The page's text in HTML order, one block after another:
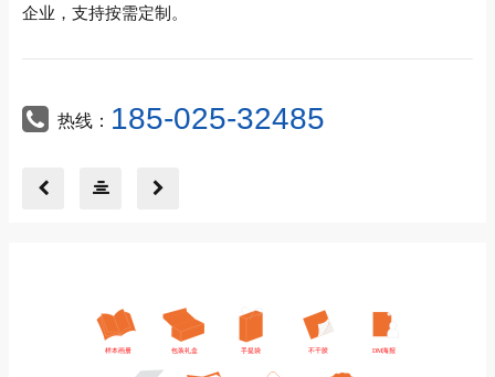
企业，支持按需定制。
热线： 185-025-32485